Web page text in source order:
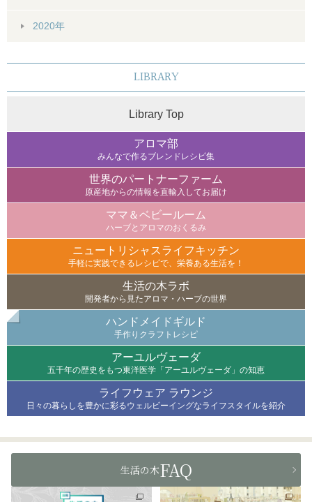
2020年
LIBRARY
Library Top
アロマ部
みんなで作るブレンドレシピ集
世界のパートナーファーム
原産地からの情報を直輸入してお届け
ママ＆ベビールーム
ハーブとアロマのおくるみ
ニュートリシャスライフキッチン
手軽に実践できるレシピで、栄養ある生活を！
生活の木ラボ
開発者から見たアロマ・ハーブの世界
ハンドメイドギルド
手作りクラフトレシピ
アーユルヴェーダ
五千年の歴史をもつ東洋医学「アーユルヴェーダ」の知恵
ライフウェア ラウンジ
日々の暮らしを豊かに彩るウェルビーイングなライフスタイルを紹介
生活の木FAQ